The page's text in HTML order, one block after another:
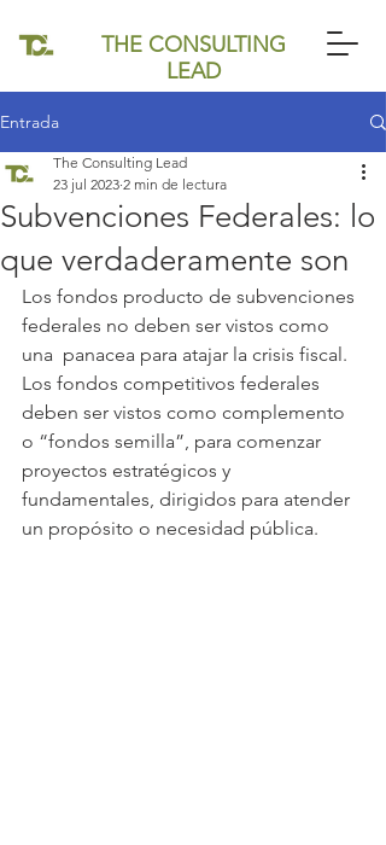
THE CONSULTING
LEAD
Entrada
Subvenciones Federales: lo
que verdaderamente son
The Consulting Lead
23 jul 2023 2 min de lectura
Los fondos producto de subvenciones
federales no deben ser vistos como
una  panacea para atajar la crisis fiscal.
Los fondos competitivos federales
deben ser vistos como complemento
o “fondos semilla”, para comenzar
proyectos estratégicos y
fundamentales, dirigidos para atender
un propósito o necesidad pública.